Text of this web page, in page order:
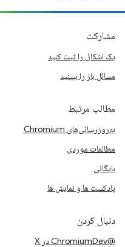
مشارکت
یک اشکال را ثبت کنید
مسائل باز را ببینید
مطالب مرتبط
به‌روزرسانی‌های Chromium
مطالعات موردی
بایگانی
پادکست ها و نمایش ها
دنبال کردن
@ChromiumDev در X